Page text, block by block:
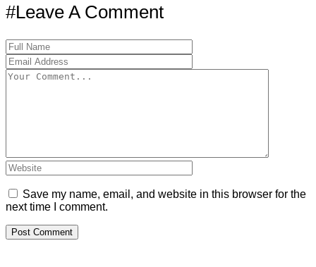
#Leave A Comment
Save my name, email, and website in this browser for the
next time I comment.